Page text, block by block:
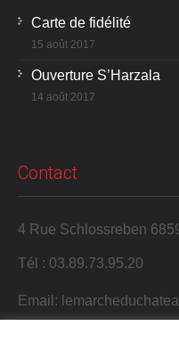
Carte de fidélité
15 août 2017
Ouverture S’Harzala
14 août 2017
Contact
4 Rue Schlossreben
Tél : 03.89.73.95.20
Email: